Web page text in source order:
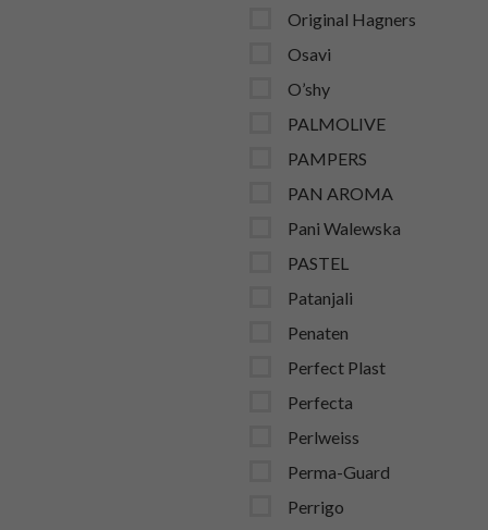
Original Hagners
Osavi
O’shy
PALMOLIVE
PAMPERS
PAN AROMA
Pani Walewska
PASTEL
Patanjali
Penaten
Perfect Plast
Perfecta
Perlweiss
Perma-Guard
Perrigo